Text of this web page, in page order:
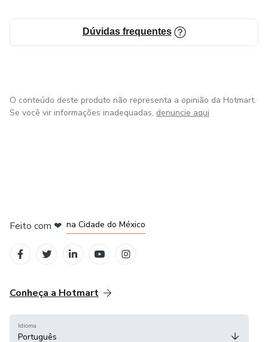
Dúvidas frequentes
O conteúdo deste produto não representa a opinião da Hotmart.
Se você vir informações inadequadas, denuncie aqui
Feito com ❤ na Cidade do México
Conheça a Hotmart
Idioma
Português